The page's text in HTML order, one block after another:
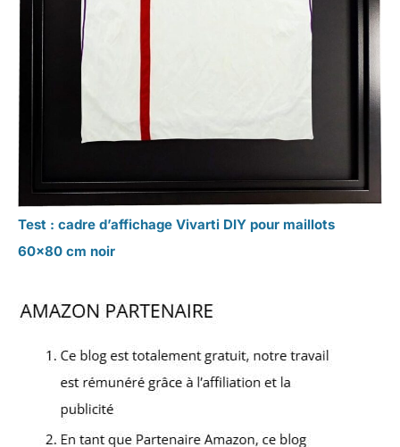
Test : cadre d’affichage Vivarti DIY pour maillots
60×80 cm noir